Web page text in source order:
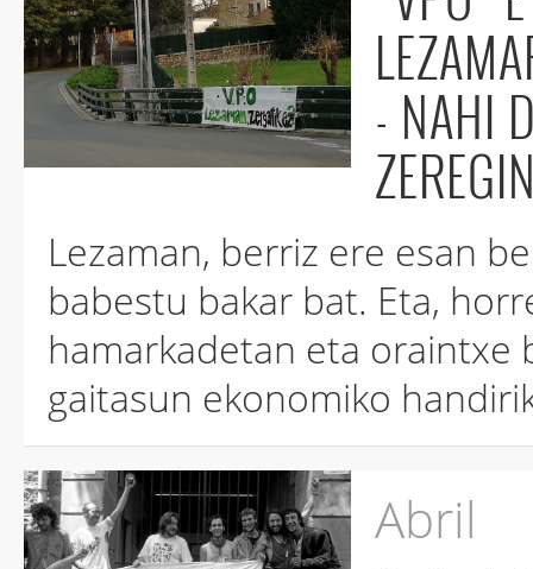
- NAHI DITUGUNOK BADUGU
Lezaman, berriz ere esan
babestu bakar bat. Eta,
hamarkadetan eta oraintxe
gaitasun ekonomiko
Abril